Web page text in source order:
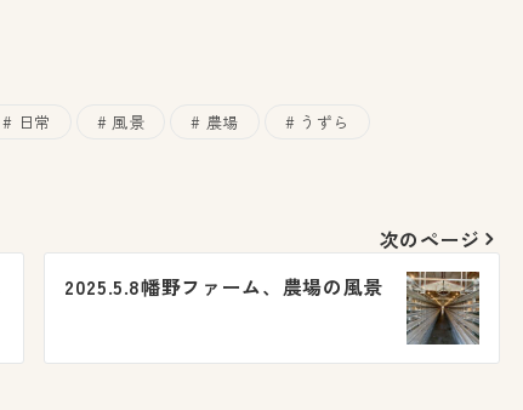
日常 風景 農場 うずら
次のページ
2025.5.8幡野ファーム、農場の風景